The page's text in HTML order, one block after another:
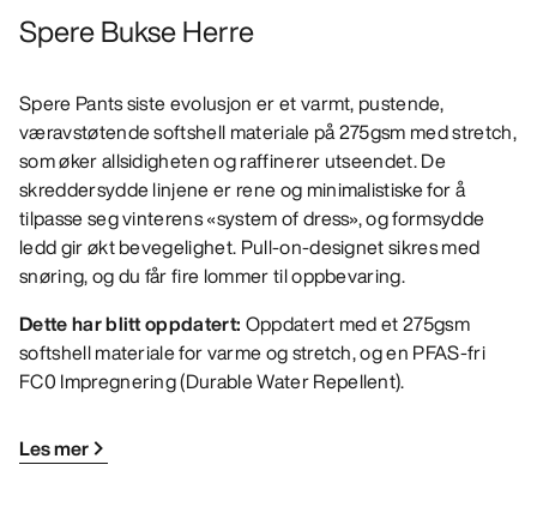
Spere Bukse Herre
Spere Pants siste evolusjon er et varmt, pustende,
væravstøtende softshell materiale på 275gsm med stretch,
som øker allsidigheten og raffinerer utseendet. De
skreddersydde linjene er rene og minimalistiske for å
tilpasse seg vinterens «system of dress», og formsydde
ledd gir økt bevegelighet. Pull-on-designet sikres med
snøring, og du får fire lommer til oppbevaring.
Dette har blitt oppdatert: Oppdatert med et 275gsm
softshell materiale for varme og stretch, og en PFAS-fri
FC0 Impregnering (Durable Water Repellent).
Les mer